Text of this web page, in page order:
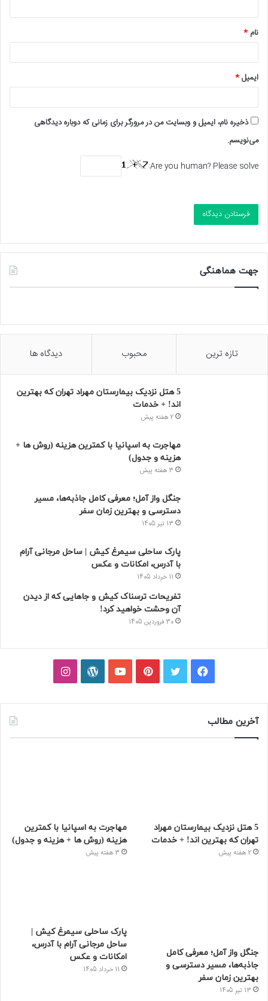
*
نام *
ایمیل*
ذخیره نام، ایمیل و وبسایت من در مرورگر برای زمانی که دوباره دیدگاهی
می‌نویسم.
Are you human? Please solve:
جهت هماهنگی
تازه ترین محبوب دیدگاه ها
5 هتل نزدیک بیمارستان مهراد تهران که بهترین‌
اند! + خدمات
2 هفته پیش
مهاجرت به اسپانیا با کمترین هزینه (روش ها +
هزینه و جدول)
3 هفته پیش
جنگل واز آمل؛ معرفی کامل جاذبه‌ها، مسیر
دسترسی و بهترین زمان سفر
13 تیر 1405
پارک ساحلی سیمرغ کیش | ساحل مرجانی آرام
با آدرس، امکانات و عکس
11 خرداد 1405
تفریحات ترسناک کیش و جاهایی که از دیدن
آن وحشت خواهید کرد!
30 فروردین 1405
فیسبوکتوییترپینتریستیوتیوبوردپرساینستاگرام
آخرین مطالب
5 هتل نزدیک بیمارستان مهراد
تهران که بهترین‌ اند! + خدمات
2 هفته پیش
مهاجرت به اسپانیا با کمترین
هزینه (روش ها + هزینه و جدول)
3 هفته پیش
جنگل واز آمل؛ معرفی کامل
جاذبه‌ها، مسیر دسترسی و
بهترین زمان سفر
13 تیر 1405
پارک ساحلی سیمرغ کیش |
ساحل مرجانی آرام با آدرس،
امکانات و عکس
11 خرداد 1405